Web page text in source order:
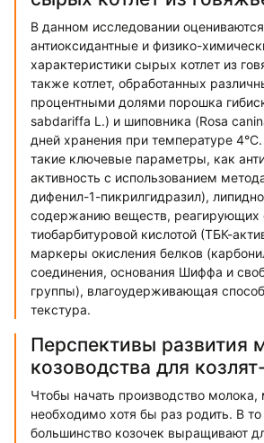
В данном исследовании оцениваются
антиоксидантные и физико-
характеристики сырых котлет из
также котлет, обработанных
процентными долями порошка
sabdariffa L.) и шиповника (Rosa
дней хранения при температуре
такие ключевые параметры, как
активность с использованием
дифенил-1-пикрилгидразил),
содержанию веществ, реагирующих
тиобарбитуровой кислотой (ТБК-
маркеры окисления белков
соединения, основания Шиффа и
группы), влагоудерживающая
текстура.
Перспективы развития
козоводства для
Чтобы начать производство
необходимо хотя бы раз родить. В
большинство козочек выращивают